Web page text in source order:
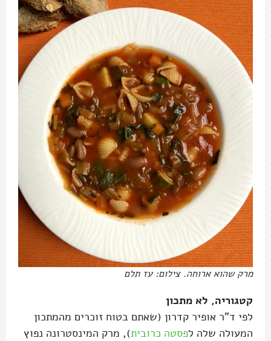
מרק שהוא ארוחה. צילום: עז תלם
קטגוריה, לא מתכון
לפי ד"ר אופיר קדרון (שאתם בטוח זוכרים מהמתכון
המעולה שלה לפסטה כרובית), מרק המינסטרונה נפוץ